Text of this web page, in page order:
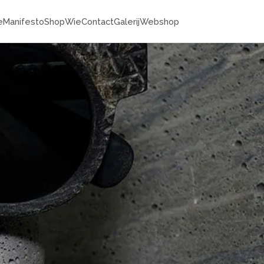
ManifestoShopWieContactGalerijWebshop